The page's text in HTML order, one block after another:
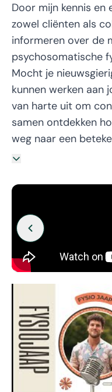
Door mijn kennis en
zowel cliënten als
informeren over de
psychosomatische
Mocht je
kunnen werken aan
van harte uit om
samen ontdekken
weg naar een